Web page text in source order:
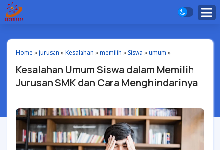
Home »jurusan »Kesalahan »memilih » Siswa »umum »
Kesalahan Umum Siswa dalam Memilih
Jurusan SMK dan Cara Menghindarinya